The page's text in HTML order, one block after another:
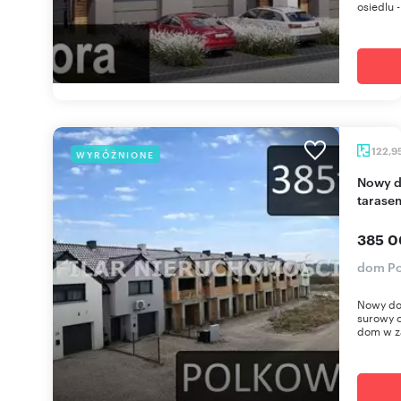
osiedlu
WYRÓŻNIONE
Nowy dom w Polkowicach Dolnych z garażem i
385
dom
Nowy
surowy
dom w